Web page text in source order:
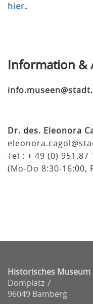
hier.
Information &
Dr. des. Eleonora
Tel : + 49 (0) 951.87
(Mo-Do 8:30-16:00,
Historisches Museum
Domplatz 7
96049 Bamberg